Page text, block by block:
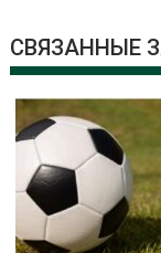
СВЯЗАННЫЕ